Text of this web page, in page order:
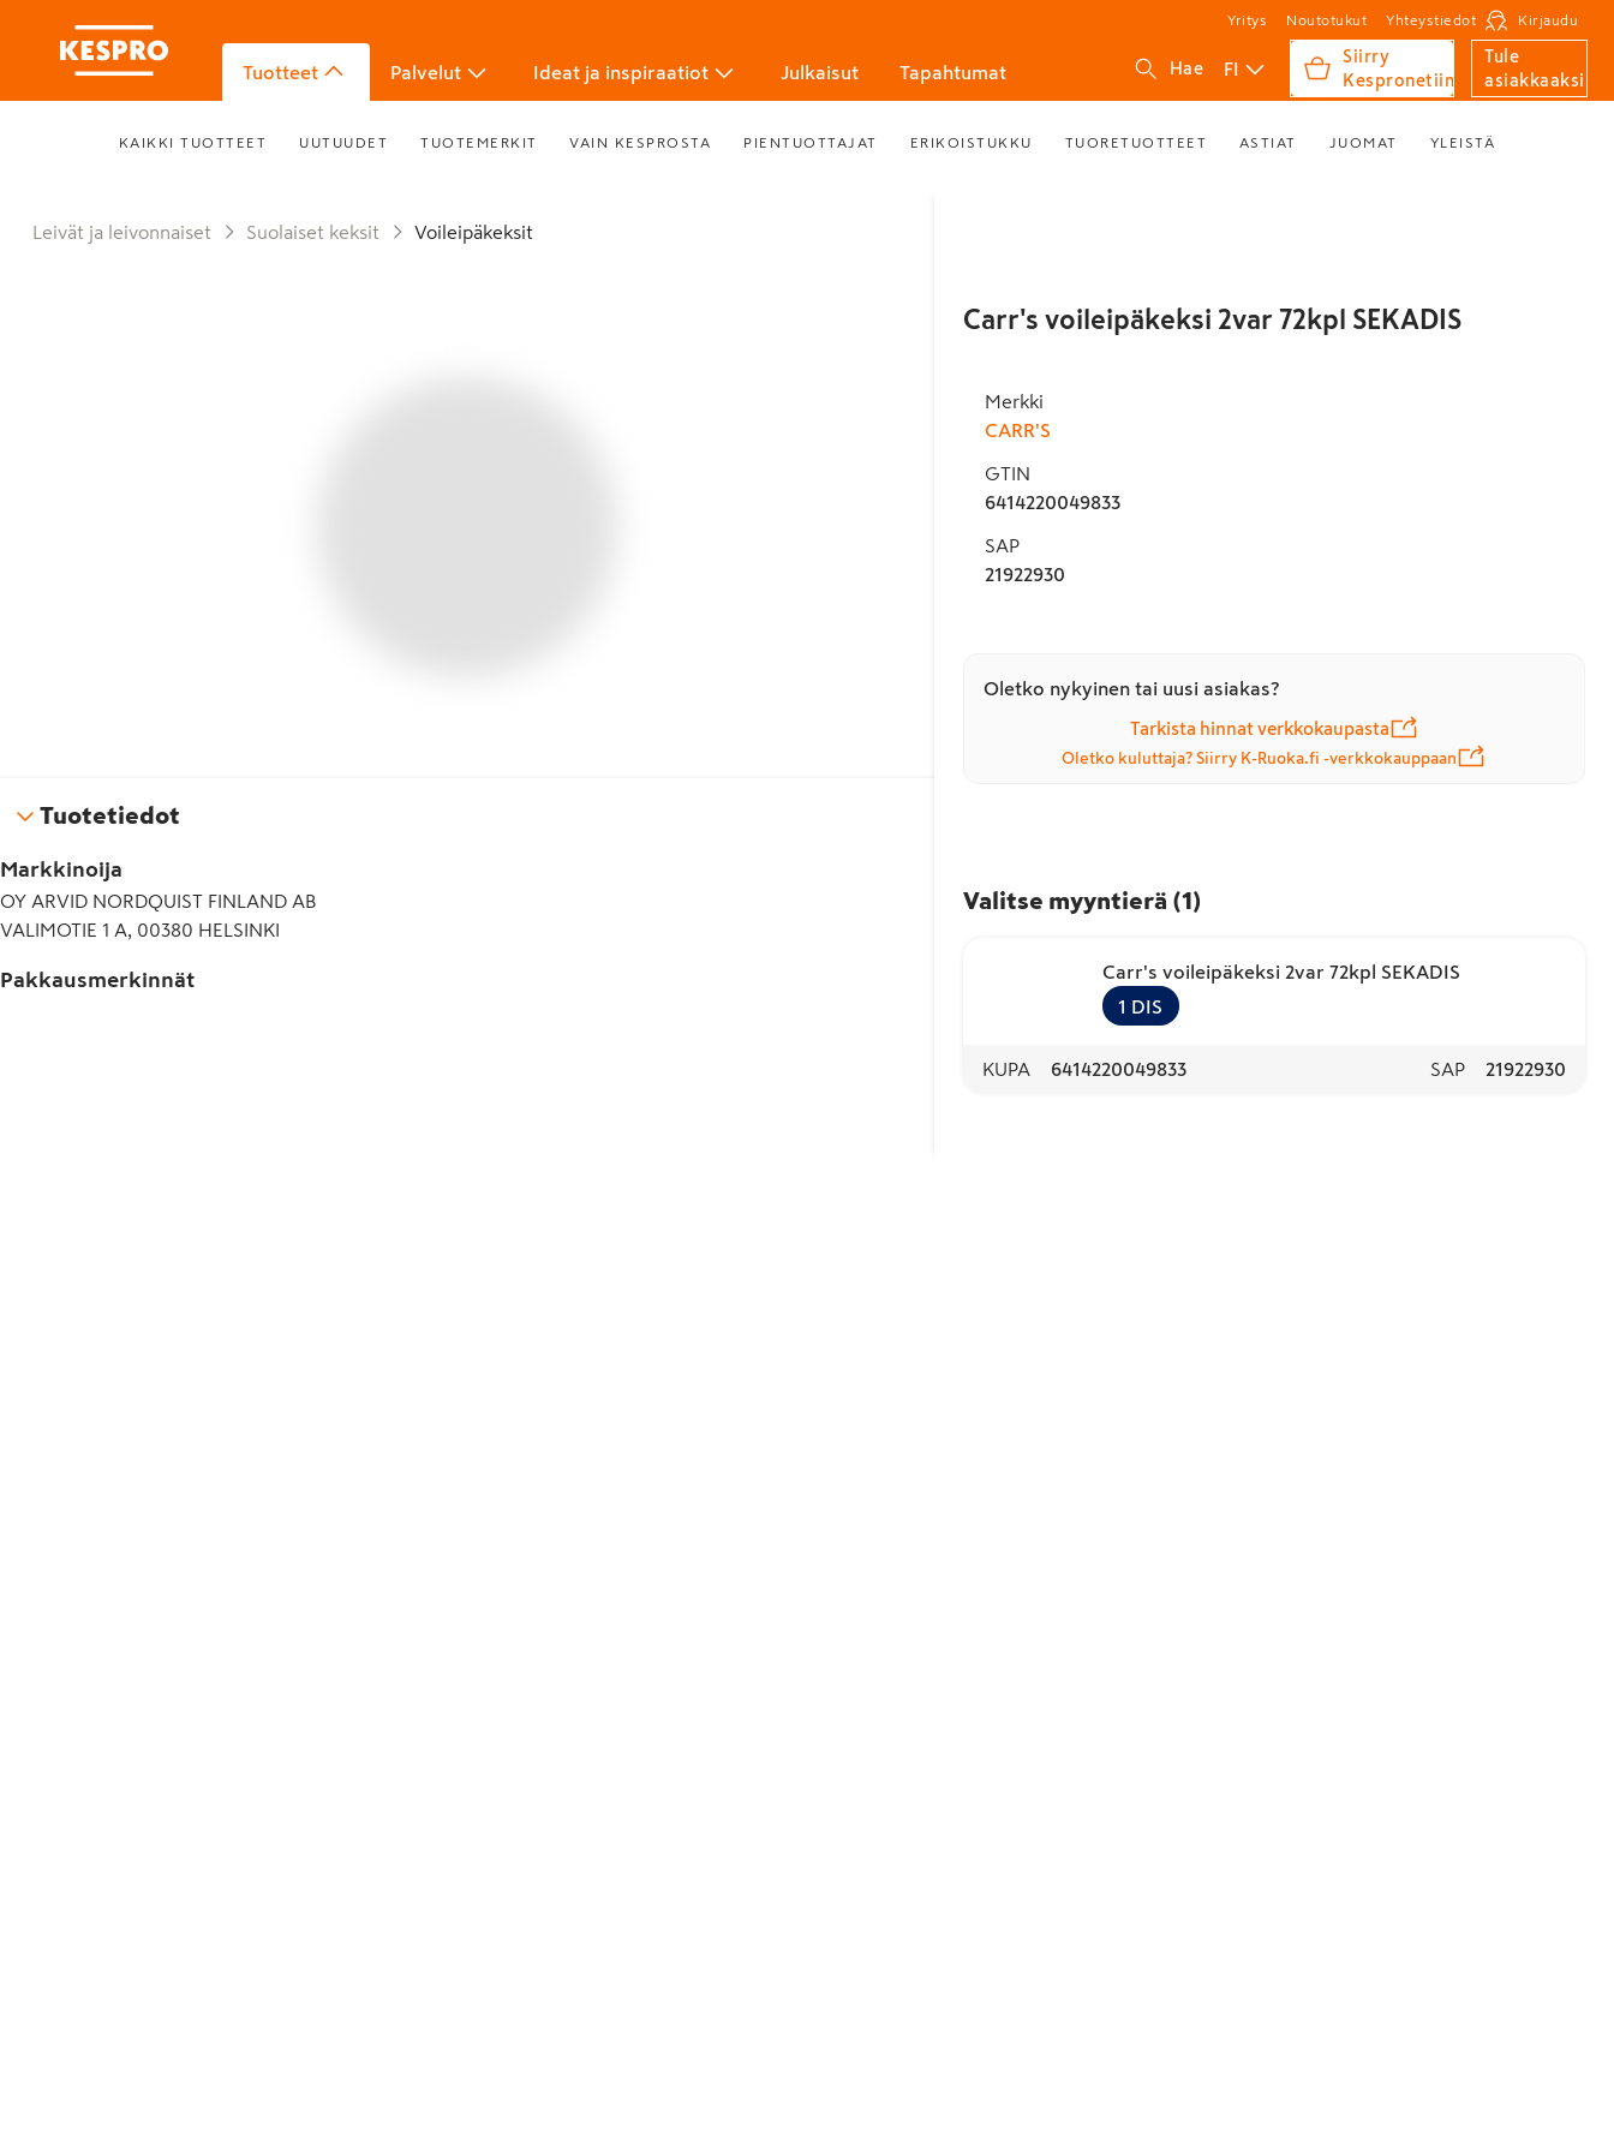
Yritys Noutotukut Yhteystiedot Kirjaudu
Tuotteet Palvelut Ideat ja inspiraatiot Julkaisut Tapahtumat Hae FI
Siirry
Kespronetiin
Tule
asiakkaaksi
KAIKKI TUOTTEET UUTUUDET TUOTEMERKIT VAIN KESPROSTA PIENTUOTTAJAT ERIKOISTUKKU TUORETUOTTEET ASTIAT JUOMAT YLEISTÄ
Leivät ja leivonnaiset Suolaiset keksit Voileipäkeksit
Tuotetiedot
Markkinoija
OY ARVID NORDQUIST FINLAND AB
VALIMOTIE 1 A, 00380 HELSINKI
Pakkausmerkinnät
Carr's voileipäkeksi 2var 72kpl SEKADIS
Merkki
CARR'S
GTIN
6414220049833
SAP
21922930
Oletko nykyinen tai uusi asiakas?
Tarkista hinnat verkkokaupasta
Oletko kuluttaja? Siirry K-Ruoka.fi -verkkokauppaan
Valitse myyntierä (1 )
Carr's voileipäkeksi 2var 72kpl SEKADIS
1 DIS
KUPA 6414220049833 SAP 21922930